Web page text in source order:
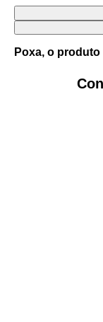
Poxa, o